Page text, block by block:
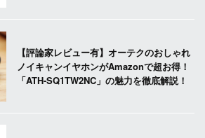
【評論家レビュー有】オーテクのおしゃれ
ノイキャンイヤホンがAmazonで超お得！
「ATH-SQ1TW2NC」の魅力を徹底解説！